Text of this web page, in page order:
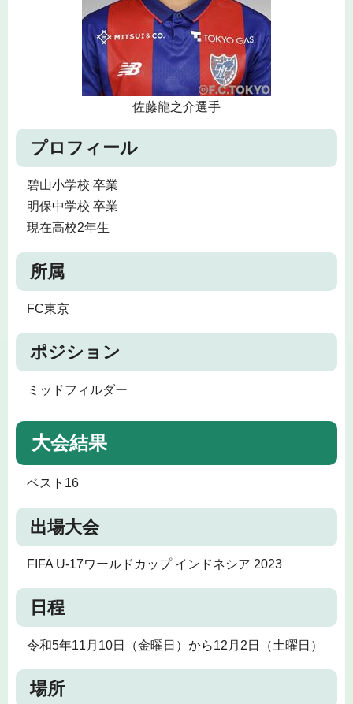
佐藤龍之介選手
プロフィール
碧山小学校 卒業
明保中学校 卒業
現在高校2年生
所属
FC東京
ポジション
ミッドフィルダー
大会結果
ベスト16
出場大会
FIFA U-17ワールドカップ インドネシア 2023
日程
令和5年11月10日（金曜日）から12月2日（土曜日）
場所